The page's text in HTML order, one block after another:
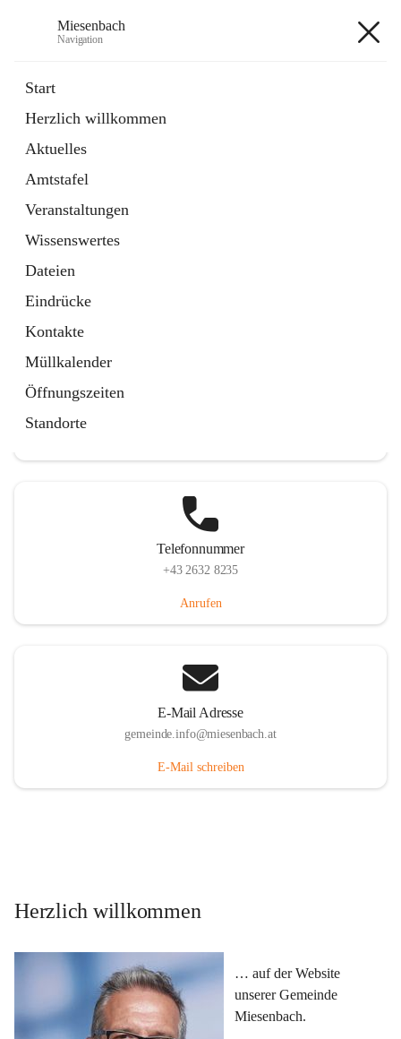
Miesenbach
Navigation
Start
Herzlich willkommen
Aktuelles
Amtstafel
Veranstaltungen
Wissenswertes
Dateien
Eindrücke
Kontakte
Müllkalender
Öffnungszeiten
Standorte
Externe Webseite
in
Tab
Region Schneebergland
Externe Webseite
öffnet
in
neuem
Tab
Telefonnummer
+43 2632 8235
Anrufen
E-Mail Adresse
gemeinde.info@miesenbach.at
E-Mail schreiben
Herzlich willkommen
… auf der Website
unserer Gemeinde
Miesenbach.